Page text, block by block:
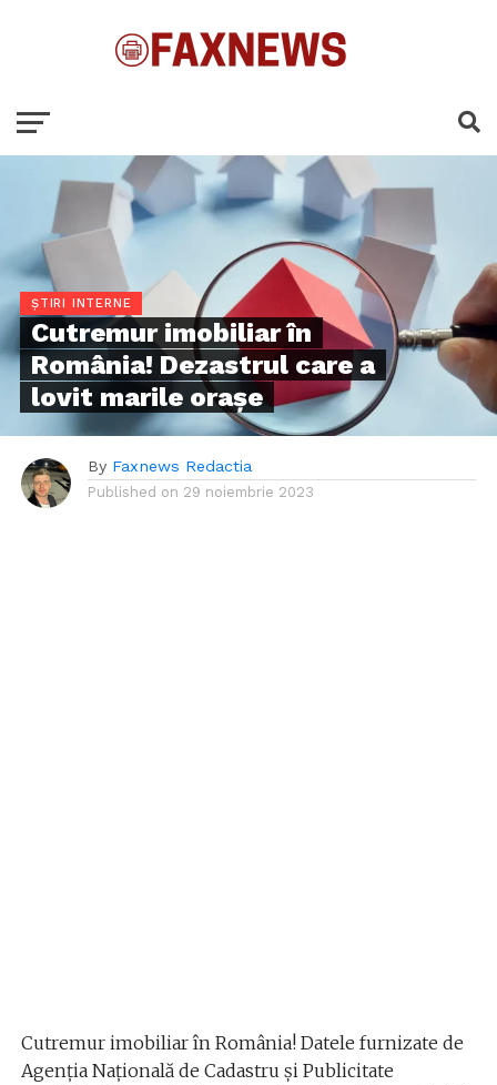
ȘTIRI INTERNE
Cutremur imobiliar în
România! Dezastrul care a
lovit marile orașe
By Faxnews Redactia
Published on 29 noiembrie 2023
Cutremur imobiliar în România! Datele furnizate de
Agenția Națională de Cadastru și Publicitate